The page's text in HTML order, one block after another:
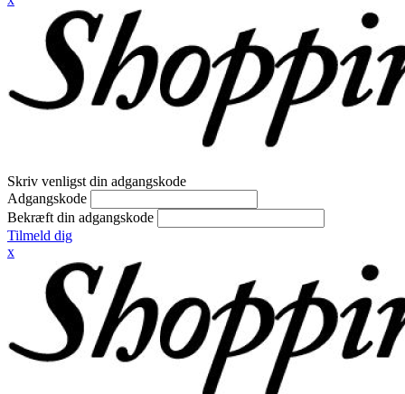
Skriv venligst din adgangskode
Adgangskode
Bekræft din adgangskode
Tilmeld dig
x